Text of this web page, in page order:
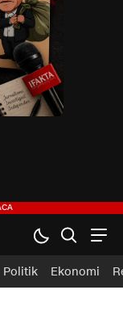
Politik Ekonomi